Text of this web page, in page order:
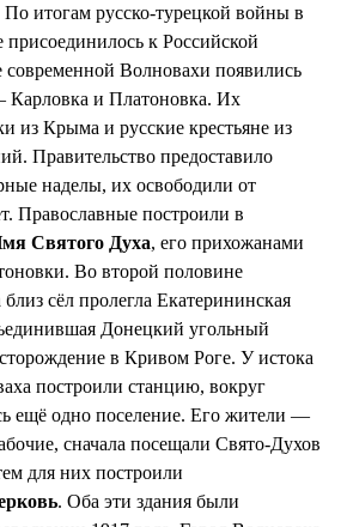
итогам русско-турецкой войны в
присоединилось к Российской
Волновахи появились
Карловка и Платоновка. Их
из Крыма и русские крестьяне из
Правительство предоставило
наделы, их освободили от
Православные построили в
Святого Духа, его прихожанами
Во второй половине
близ сёл пролегла Екатерининская
Донецкий угольный
в Кривом Роге. У истока
построили станцию, вокруг
ещё одно поселение. Его жители —
сначала посещали Свято-Духов
для них построили
. Оба эти здания были